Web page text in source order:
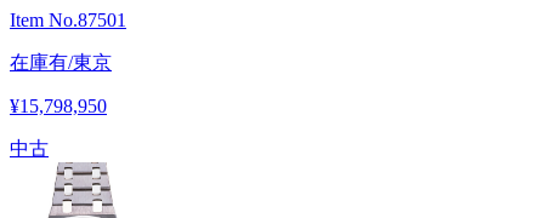
Item No.87501
在庫有/東京
¥15,798,950
中古